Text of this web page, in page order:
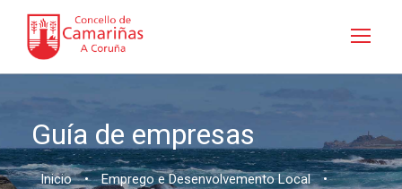
Guía de empresas
Inicio • Emprego e Desenvolvemento Local •